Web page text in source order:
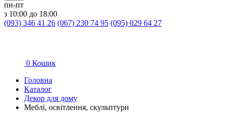
пн-пт
з 10:00 до 18:00
(093) 346 41 26 (067) 230 74 95 (095) 029 64 27
0 Кошик
Головна
Каталог
Декор для дому
Меблі, освітлення, скульптури